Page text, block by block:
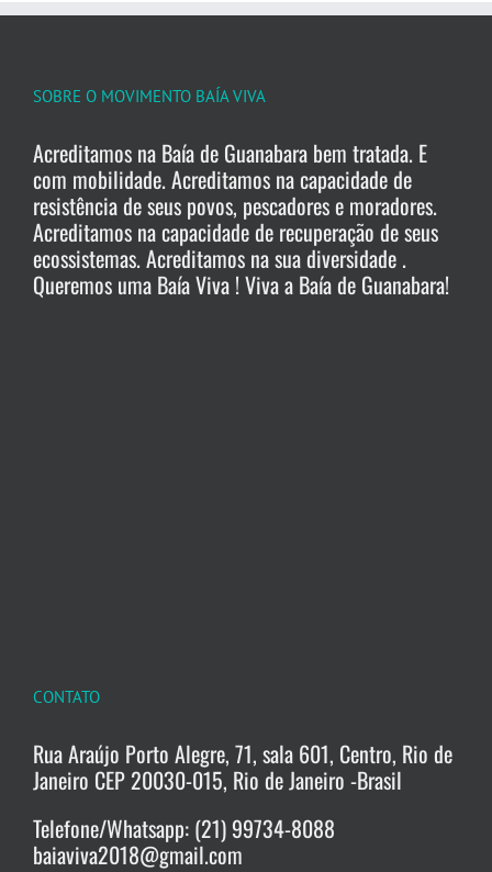
SOBRE O MOVIMENTO BAÍA VIVA
Acreditamos na Baía de Guanabara bem tratada. E
com mobilidade. Acreditamos na capacidade de
resistência de seus povos, pescadores e moradores.
Acreditamos na capacidade de recuperação de seus
ecossistemas. Acreditamos na sua diversidade .
Queremos uma Baía Viva ! Viva a Baía de Guanabara!
CONTATO
Rua Araújo Porto Alegre, 71, sala 601, Centro, Rio de
Janeiro CEP 20030-015, Rio de Janeiro -Brasil
Telefone/Whatsapp: (21) 99734-8088
baiaviva2018@gmail.com